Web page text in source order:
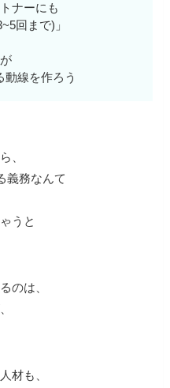
ナーにも
回まで)」
線を作ろう
、
義務なんて
うと
のは、
材も、